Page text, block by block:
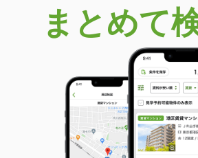
まとめて